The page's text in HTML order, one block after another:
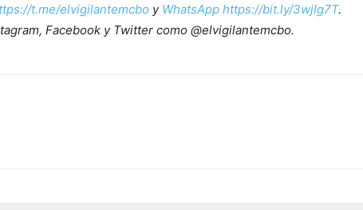
t.me/elvigilantemcbo y WhatsApp https://bit.ly/3wjIg7T.
Facebook y Twitter como @elvigilantemcbo.